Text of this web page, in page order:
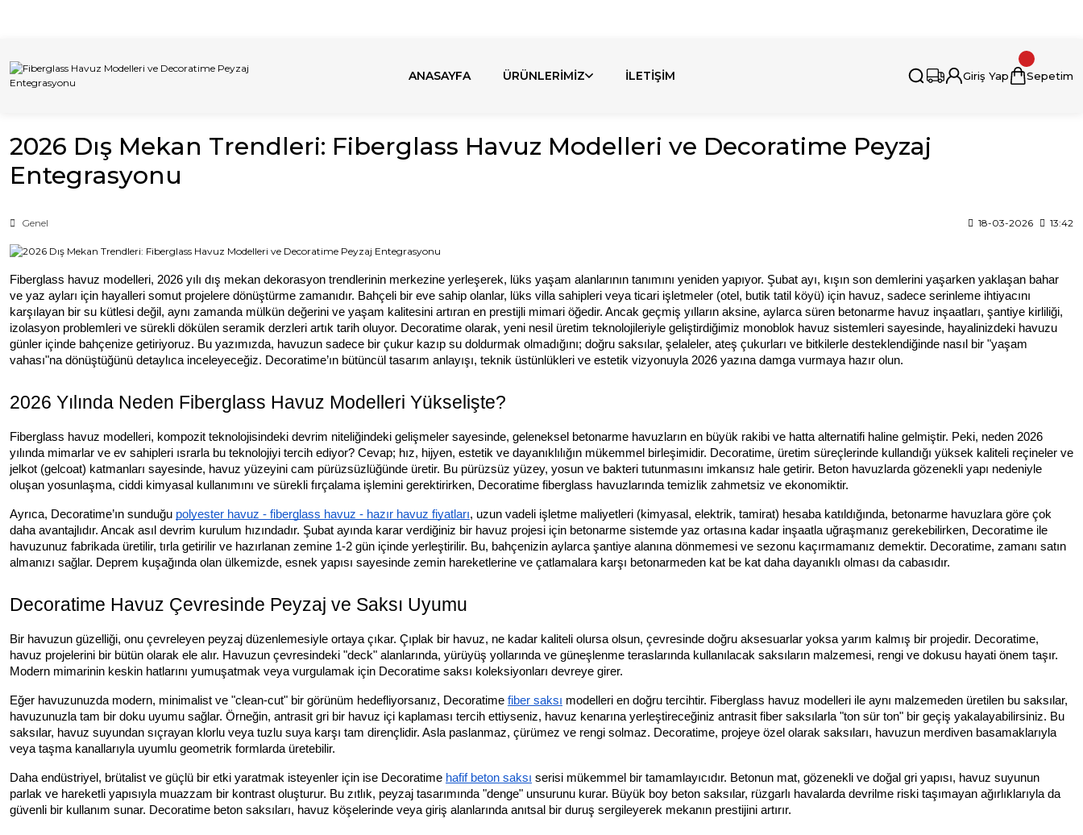
ANASAYFA ÜRÜNLERİMİZ İLETİŞİM Giriş Yap Sepetim
2026 Dış Mekan Trendleri: Fiberglass Havuz Modelleri ve Decoratime Peyzaj
Entegrasyonu
Genel 18-03-2026 13:42
Fiberglass havuz modelleri, 2026 yılı dış mekan dekorasyon trendlerinin merkezine yerleşerek, lüks yaşam alanlarının tanımını yeniden yapıyor. Şubat ayı, kışın son demlerini yaşarken yaklaşan bahar
ve yaz ayları için hayalleri somut projelere dönüştürme zamanıdır. Bahçeli bir eve sahip olanlar, lüks villa sahipleri veya ticari işletmeler (otel, butik tatil köyü) için havuz, sadece serinleme ihtiyacını
karşılayan bir su kütlesi değil, aynı zamanda mülkün değerini ve yaşam kalitesini artıran en prestijli mimari öğedir. Ancak geçmiş yılların aksine, aylarca süren betonarme havuz inşaatları, şantiye kirliliği,
izolasyon problemleri ve sürekli dökülen seramik derzleri artık tarih oluyor. Decoratime olarak, yeni nesil üretim teknolojileriyle geliştirdiğimiz monoblok havuz sistemleri sayesinde, hayalinizdeki havuzu
günler içinde bahçenize getiriyoruz. Bu yazımızda, havuzun sadece bir çukur kazıp su doldurmak olmadığını; doğru saksılar, şelaleler, ateş çukurları ve bitkilerle desteklendiğinde nasıl bir "yaşam
vahası"na dönüştüğünü detaylıca inceleyeceğiz. Decoratime’ın bütüncül tasarım anlayışı, teknik üstünlükleri ve estetik vizyonuyla 2026 yazına damga vurmaya hazır olun.
2026 Yılında Neden Fiberglass Havuz Modelleri Yükselişte?
Fiberglass havuz modelleri, kompozit teknolojisindeki devrim niteliğindeki gelişmeler sayesinde, geleneksel betonarme havuzların en büyük rakibi ve hatta alternatifi haline gelmiştir. Peki, neden 2026
yılında mimarlar ve ev sahipleri ısrarla bu teknolojiyi tercih ediyor? Cevap; hız, hijyen, estetik ve dayanıklılığın mükemmel birleşimidir. Decoratime, üretim süreçlerinde kullandığı yüksek kaliteli reçineler ve
jelkot (gelcoat) katmanları sayesinde, havuz yüzeyini cam pürüzsüzlüğünde üretir. Bu pürüzsüz yüzey, yosun ve bakteri tutunmasını imkansız hale getirir. Beton havuzlarda gözenekli yapı nedeniyle
oluşan yosunlaşma, ciddi kimyasal kullanımını ve sürekli fırçalama işlemini gerektirirken, Decoratime fiberglass havuzlarında temizlik zahmetsiz ve ekonomiktir.
Ayrıca, Decoratime’ın sunduğu polyester havuz - fiberglass havuz - hazır havuz fiyatları, uzun vadeli işletme maliyetleri (kimyasal, elektrik, tamirat) hesaba katıldığında, betonarme havuzlara göre çok
daha avantajlıdır. Ancak asıl devrim kurulum hızındadır. Şubat ayında karar verdiğiniz bir havuz projesi için betonarme sistemde yaz ortasına kadar inşaatla uğraşmanız gerekebilirken, Decoratime ile
havuzunuz fabrikada üretilir, tırla getirilir ve hazırlanan zemine 1-2 gün içinde yerleştirilir. Bu, bahçenizin aylarca şantiye alanına dönmemesi ve sezonu kaçırmamanız demektir. Decoratime, zamanı satın
almanızı sağlar. Deprem kuşağında olan ülkemizde, esnek yapısı sayesinde zemin hareketlerine ve çatlamalara karşı betonarmeden kat be kat daha dayanıklı olması da cabasıdır.
Decoratime Havuz Çevresinde Peyzaj ve Saksı Uyumu
Bir havuzun güzelliği, onu çevreleyen peyzaj düzenlemesiyle ortaya çıkar. Çıplak bir havuz, ne kadar kaliteli olursa olsun, çevresinde doğru aksesuarlar yoksa yarım kalmış bir projedir. Decoratime,
havuz projelerini bir bütün olarak ele alır. Havuzun çevresindeki "deck" alanlarında, yürüyüş yollarında ve güneşlenme teraslarında kullanılacak saksıların malzemesi, rengi ve dokusu hayati önem taşır.
Modern mimarinin keskin hatlarını yumuşatmak veya vurgulamak için Decoratime saksı koleksiyonları devreye girer.
Eğer havuzunuzda modern, minimalist ve "clean-cut" bir görünüm hedefliyorsanız, Decoratime fiber saksı modelleri en doğru tercihtir. Fiberglass havuz modelleri ile aynı malzemeden üretilen bu saksılar,
havuzunuzla tam bir doku uyumu sağlar. Örneğin, antrasit gri bir havuz içi kaplaması tercih ettiyseniz, havuz kenarına yerleştireceğiniz antrasit fiber saksılarla "ton sür ton" bir geçiş yakalayabilirsiniz. Bu
saksılar, havuz suyundan sıçrayan klorlu veya tuzlu suya karşı tam dirençlidir. Asla paslanmaz, çürümez ve rengi solmaz. Decoratime, projeye özel olarak saksıları, havuzun merdiven basamaklarıyla
veya taşma kanallarıyla uyumlu geometrik formlarda üretebilir.
Daha endüstriyel, brütalist ve güçlü bir etki yaratmak isteyenler için ise Decoratime hafif beton saksı serisi mükemmel bir tamamlayıcıdır. Betonun mat, gözenekli ve doğal gri yapısı, havuz suyunun
parlak ve hareketli yapısıyla muazzam bir kontrast oluşturur. Bu zıtlık, peyzaj tasarımında "denge" unsurunu kurar. Büyük boy beton saksılar, rüzgarlı havalarda devrilme riski taşımayan ağırlıklarıyla da
güvenli bir kullanım sunar. Decoratime beton saksıları, havuz köşelerinde veya giriş alanlarında anıtsal bir duruş sergileyerek mekanın prestijini artırır.